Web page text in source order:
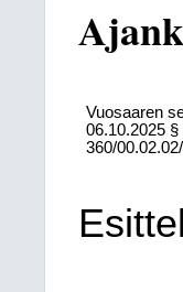
Vuosaaren
06.10.2025 §
360/